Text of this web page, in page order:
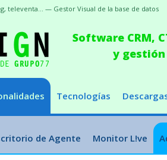
Software CRM,
y
Tecnologías
de Agente Monitor L!ve
televenta... — Gestor Visual de la base de datos